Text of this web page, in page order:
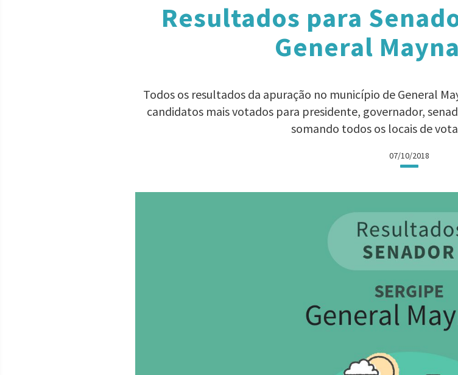
Resultados para
General
Todos os resultados da apuração no município de General
candidatos mais votados para presidente, governador,
somando todos os locais de
07/10/2018